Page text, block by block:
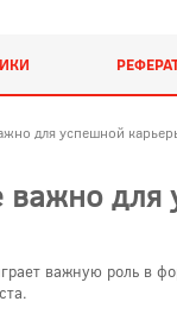
для успешной
для
важную роль в